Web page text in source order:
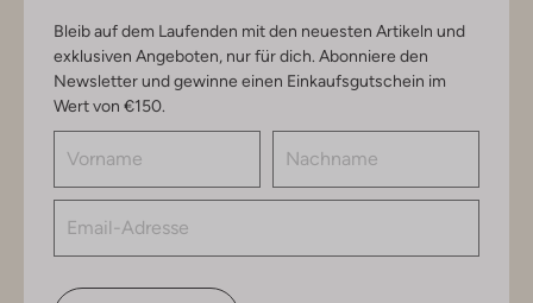
Bleib auf dem Laufenden mit den neuesten Artikeln und
exklusiven Angeboten, nur für dich. Abonniere den
Newsletter und gewinne einen Einkaufsgutschein im
Wert von €150.